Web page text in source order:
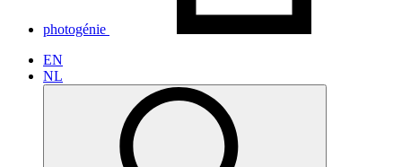
photogénie
EN
NL